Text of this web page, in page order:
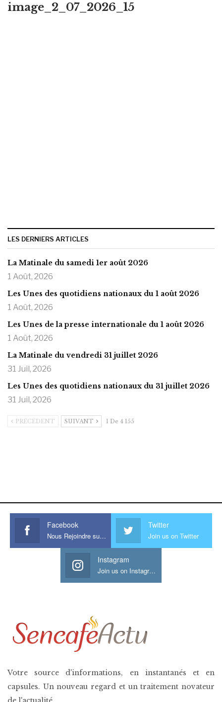
image_2_07_2026_15
LES DERNIERS ARTICLES
La Matinale du samedi 1er août 2026
1 Août, 2026
Les Unes des quotidiens nationaux du 1 août 2026
1 Août, 2026
Les Unes de la presse internationale du 1 août 2026
1 Août, 2026
La Matinale du vendredi 31 juillet 2026
31 Juil, 2026
Les Unes des quotidiens nationaux du 31 juillet 2026
31 Juil, 2026
PRÉCÉDENT SUIVANT 1 De 4 155
Facebook
Nous Rejoindre sur Facebook
Twitter
Join us on Twitter
Instagram
Join us on Instagram
Votre source d'informations, en instantanés et en
capsules. Un nouveau regard et un traitement novateur